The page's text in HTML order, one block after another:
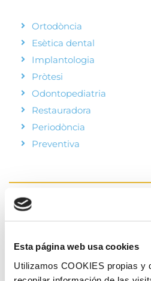
Esta página web usa cookies
Utilizamos COOKIES propias y
Ortodòncia
Esètica dental
Implantologia
Pròtesi
Odontopediatria
Restauradora
Periodòncia
Preventiva
Dillunes